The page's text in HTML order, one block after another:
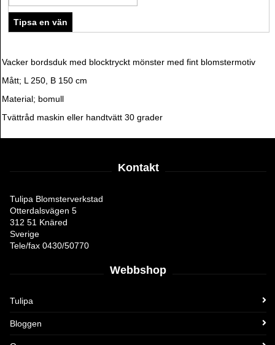
Vacker bordsduk med blocktryckt mönster med fint blomstermotiv
Mått; L 250, B 150 cm
Material; bomull
Tvättråd maskin eller handtvätt 30 grader
Kontakt
Tulipa Blomsterverkstad
Otterdalsvägen 5
312 51 Knäred
Sverige
Tele/fax 0430/50770
Webbshop
Tulipa
Bloggen